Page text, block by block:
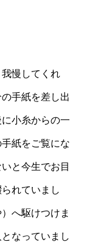
慢してくれ
手紙を差し出
小糸からの一
紙をご覧にな
と今生でお目
れていまし
へ駆けつけま
なっていまし